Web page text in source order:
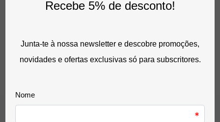
Ver opções
0 Avaliação(ões)